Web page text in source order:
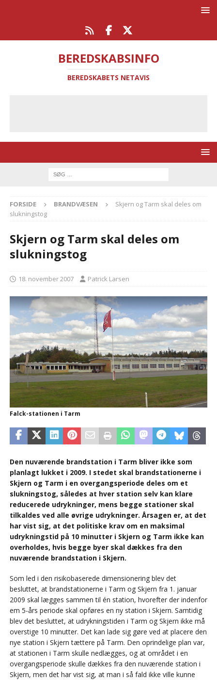
BEREDSKABSINFO
BEREDSKABETS NETAVIS
FORSIDE BRANDVÆSEN
Skjern og Tarm skal deles om
slukningstog
Skjern og Tarm skal deles om
slukningstog
18. november 2007 Patrick Larsen
Falck-stationen i Tarm
Den nuværende brandstation i Tarm bliver ikke som
planlagt lukket i 2009. I stedet skal brandstationerne i
Skjern og Tarm i en overgangsperiode deles om et
slukningstog, således at hver station selv kan klare
reducerede udrykninger, mens begge stationer skal
tilkaldes ved alle øvrige udrykninger. Årsagen er, at det
har vist sig, at det politiske krav om en maksimal
udrykningstid på 10 minutter i Skjern og Tarm ikke kan
overholdes, hvis begge byer skal dækkes fra den
nuværende brandstation i Skjern.
Som led i den risikobaserede dimensionering blev det
besluttet, at brandstationerne i Tarm og Skjern fra 1. januar
2009 skal lægges sammen til én station, hvorefter der indenfor
em 5-års periode skal opføres en ny station i Skjern. Samtidig
blev det besluttet, at udrykningstiden i Tarm og Skjern ikke må
overstige 10 minutter. Det kan lade sig gøre ved at placere den
nye station i Skjern tættere på Tarm. Den oprindelige plan var,
at stationen i Tarm skulle nedlægges, og at området i en
overgangsperiode skulle dækkes fra den nuværende station i
Skjern, men det har vist sig, at man i så fald ikke ville kunne